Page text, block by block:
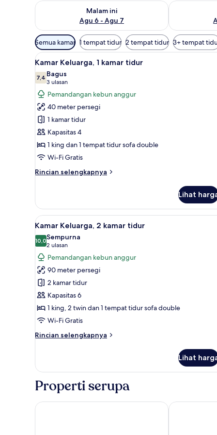
Malam ini
Agu 6 - Agu 7
Periksa ketersediaan untuk malam ini Agu 6 - Agu 7
Periksa
Filter
tersedia
untuk
kamar
Semua kamar 1 tempat tidur 2 tempat tidur 3+ tempat
Lihat
semua
foto
untuk
Kamar
Keluarga,
kamar
tidur
Kamar Keluarga, 1 kamar
8
Kamar Keluarga, 1 kamar tidur
7,47,4 dari 10
Bagus
3 ulasan
(3
ulasan)
Pemandangan kebun anggur
40 meter persegi
1 kamar tidur
Kapasitas 4
1 king dan 1 tempat tidur sofa double
Wi-Fi Gratis
Rincian selengkapnya
Rincian
Kamar
Keluarga,
1
kamar
tidur
Lihat
Lihat
semua
foto
untuk
Kamar
Keluarga,
2
kamar
tidur
1 kamar tidur, seprai
9
Kamar Keluarga, 2 kamar tidur
10,010,0 dari 10
Sempurna
2 ulasan
(2
ulasan)
Pemandangan kebun anggur
90 meter persegi
2 kamar tidur
Kapasitas 6
1 king, 2 twin dan 1 tempat tidur sofa double
Wi-Fi Gratis
Rincian selengkapnya
Rincian
Kamar
2
tidur
Lihat
Properti serupa
Best Western Terre de Provence Domaine de